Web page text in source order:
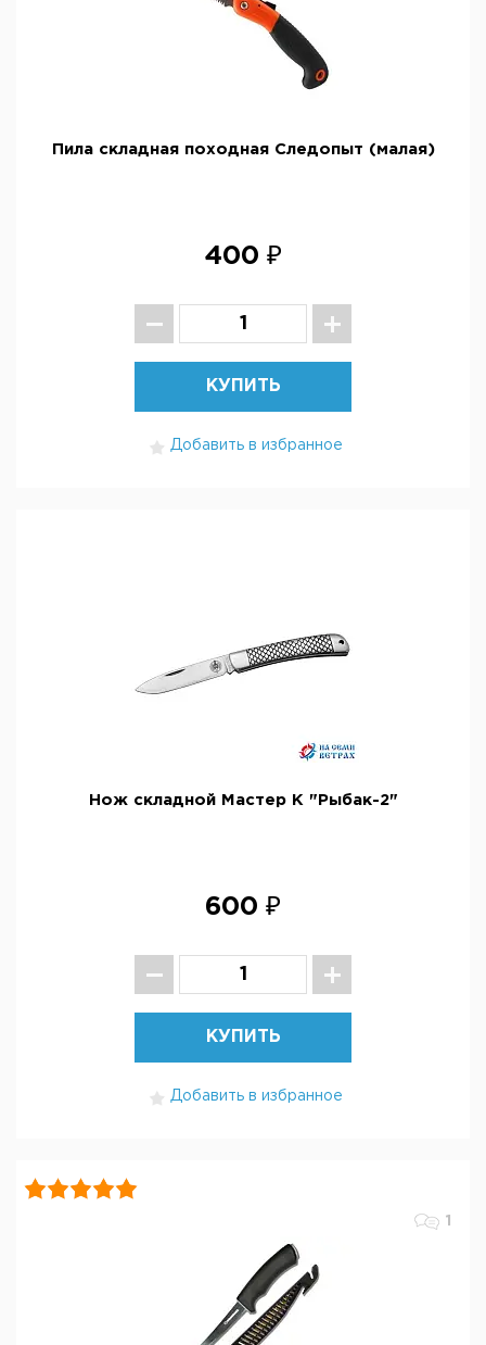
Пила складная походная Следопыт (малая)
400 ₽
КУПИТЬ
Добавить в избранное
Нож складной Мастер К "Рыбак-2"
600 ₽
КУПИТЬ
Добавить в избранное
1